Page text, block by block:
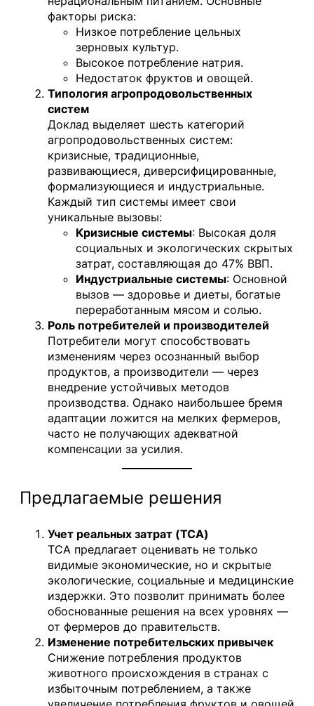
факторы риска:
Низкое потребление цельных
зерновых культур.
Высокое потребление натрия.
Недостаток фруктов и овощей.
Типология агропродовольственных
систем
Доклад выделяет шесть категорий
агропродовольственных систем:
кризисные, традиционные,
развивающиеся, диверсифицированные,
формализующиеся и индустриальные.
Каждый тип системы имеет свои
уникальные вызовы:
Кризисные системы: Высокая доля
социальных и экологических скрытых
затрат, составляющая до 47% ВВП.
Индустриальные системы: Основной
вызов — здоровье и диеты, богатые
переработанным мясом и солью.
Роль потребителей и производителей
Потребители могут способствовать
изменениям через осознанный выбор
продуктов, а производители — через
внедрение устойчивых методов
производства. Однако наибольшее бремя
адаптации ложится на мелких фермеров,
часто не получающих адекватной
компенсации за усилия.
Предлагаемые решения
Учет реальных затрат (TCA)
TCA предлагает оценивать не только
видимые экономические, но и скрытые
экологические, социальные и медицинские
издержки. Это позволит принимать более
обоснованные решения на всех уровнях —
от фермеров до правительств.
Изменение потребительских привычек
Снижение потребления продуктов
животного происхождения в странах с
избыточным потреблением, а также